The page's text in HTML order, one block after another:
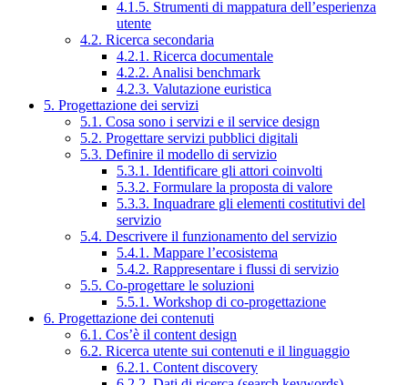
4.1.5. Strumenti di mappatura dell’esperienza
utente
4.2. Ricerca secondaria
4.2.1. Ricerca documentale
4.2.2. Analisi benchmark
4.2.3. Valutazione euristica
5. Progettazione dei servizi
5.1. Cosa sono i servizi e il service design
5.2. Progettare servizi pubblici digitali
5.3. Definire il modello di servizio
5.3.1. Identificare gli attori coinvolti
5.3.2. Formulare la proposta di valore
5.3.3. Inquadrare gli elementi costitutivi del
servizio
5.4. Descrivere il funzionamento del servizio
5.4.1. Mappare l’ecosistema
5.4.2. Rappresentare i flussi di servizio
5.5. Co-progettare le soluzioni
5.5.1. Workshop di co-progettazione
6. Progettazione dei contenuti
6.1. Cos’è il content design
6.2. Ricerca utente sui contenuti e il linguaggio
6.2.1. Content discovery